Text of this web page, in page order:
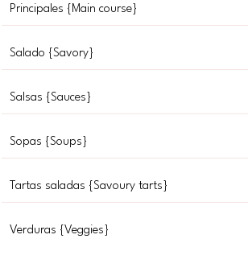
Principales {Main course}
Salado {Savory}
Salsas {Sauces}
Sopas {Soups}
Tartas saladas {Savoury tarts}
Verduras {Veggies}